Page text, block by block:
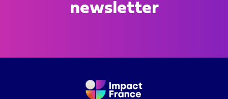
newsletter